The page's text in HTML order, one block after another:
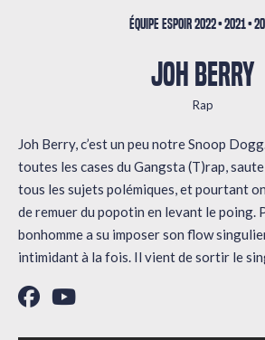
ÉQUIPE ESPOIR2022 2021
JOH BERRY
Rap
Joh Berry, c’est un peu notre Snoop
toutes les cases du Gangsta (T)rap,
tous les sujets polémiques, et pourtant
de remuer du popotin en levant le poing.
bonhomme a su imposer son flow
intimidant à la fois. Il vient de sortir le